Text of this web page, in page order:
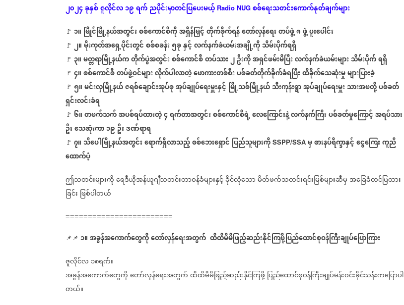
၂၀၂၄ခုနှစ်ဇူလိုင်လ၁၉ရက်ညပိုင်းမှာတင်ပြပေးမယ့် Radio NUG စစ်ရေးသတင်းကောက်နုတ်ချက်များ
🚩 ၁။ မြိုင်မြို့နယ်အတွင်းစစ်ကောင်စီကိုအရှိန်မြှင့်တိုက်ခိုက်ရန်တော်လှန်ရေးတပ်ဖွဲ့၈ဖွဲ့ပူးပေါင်း
🚩 ၂။မိုးကုတ်အရှေ့ပိုင်းတွင်စစ်စခန်း ၅ခုနှင့်လက်နက်ခဲယမ်းအချို့ကိုသိမ်းပိုက်ရရှိ
🚩 ၃။မတ္တရာမြို့နယ်ကတိုက်ပွဲအတွင်းစစ်ကောင်စီတပ်သား၂ဦးကိုအရှင်ဖမ်းမိပြီးလက်နက်ခဲယမ်းများသိမ်းပိုက်ရရှိ
🚩 ၄။စစ်ကောင်စီတပ်ဖွဲ့ဝင်များလိုက်ပါလာတဲ့ဖောကားတစ်စီးပစ်ခတ်တိုက်ခိုက်ခံရပြီးထိခိုက်သေဆုံးမှုများပြားခဲ့
🚩 ၅။မင်းလှမြို့နယ်ဇရစ်ချောင်းအုပ်စုအုပ်ချုပ်ရေးမှူးနှင့် မြို့သစ်မြို့နယ်သီးကုန်းရွာအုပ်ချုပ်ရေးမှူးသားအဖတို့ပစ်ခတ်
ရှင်းလင်းခံရ
🚩 ၆။တဖက်သက်အပစ်ရပ်ထားတဲ့၄ရက်တာအတွင်းစစ်ကောင်စီရဲ့လေကြောင်းနဲ့လက်နက်ကြီးပစ်ခတ်မှုကြောင့်အရပ်သား
ဦးသေဆုံးကာ၁၉ ဦးဒဏ်ရာရ
🚩 ၇။သီပေါမြို့နယ်အတွင်းရောက်ရှိလာသည့်စစ်ဘေးရှောင် ပြည်သူများကို SSPP/SSA မှစားနပ်ရိက္ခာနှင့်ငွေကြေးကူညီ
ထောက်ပံ့
ဤသတင်းများကိုရေဒီယိုအန်ယူဂျီသတင်းတာဝန်ခံများနှင့်ခိုင်လုံသောမိတ်ဖက်သတင်းရင်းမြစ်များဆီမှအခြေခံတင်ပြထား
ခြင်း ဖြစ်ပါတယ်
========================
📌📌 ၁။အခွန်အကောက်တွေကိုတော်လှန်ရေးအတွက် ထိထိမိမိဖြည့်ဆည်းနိုင်ကြဖို့ပြည်ထောင်စုဝန်ကြီးချုပ်ပြောကြား
ဇူလိုင်လ ၁၈ရက်။
အခွန်အကောက်တွေကိုတော်လှန်ရေးအတွက်ထိထိမိမိဖြည့်ဆည်းနိုင်ကြဖို့ပြည်ထောင်စုဝန်ကြီးချုပ်မန်းဝင်းခိုင်သန်းကပြောပါ
တယ်။